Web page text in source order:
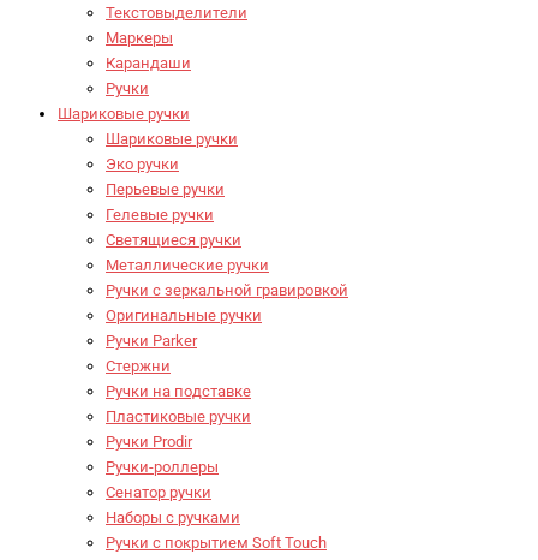
Текстовыделители
Маркеры
Карандаши
Ручки
Шариковые ручки
Шариковые ручки
Эко ручки
Перьевые ручки
Гелевые ручки
Светящиеся ручки
Металлические ручки
Ручки с зеркальной гравировкой
Оригинальные ручки
Ручки Parker
Стержни
Ручки на подставке
Пластиковые ручки
Ручки Prodir
Ручки-роллеры
Сенатор ручки
Наборы с ручками
Ручки с покрытием Soft Touch